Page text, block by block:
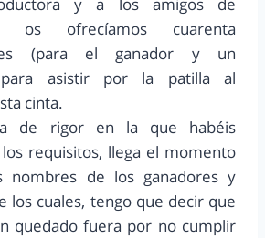
os ofrecíamos cuarenta
(para el ganador y un
para asistir por la patilla al
cinta.
de rigor en la que habéis
requisitos, llega el momento
nombres de los ganadores y
los cuales, tengo que decir que
quedado fuera por no cumplir